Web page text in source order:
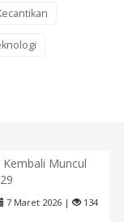
Muncul
7 Maret 2026 | 134